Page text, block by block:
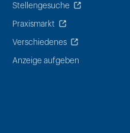
Stellengesuche
Praxismarkt
Verschiedenes
Anzeige aufgeben